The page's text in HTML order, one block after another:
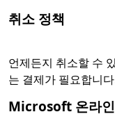
취소 정책
언제든지 취소할 수
는 결제가 필요합니
Microsoft 온라